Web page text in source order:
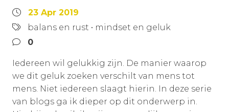
23 Apr 2019
balans en rust • mindset en geluk
0
Iedereen wil gelukkig zijn. De manier waarop
we dit geluk zoeken verschilt van mens tot
mens. Niet iedereen slaagt hierin. In deze serie
van blogs ga ik dieper op dit onderwerp in.